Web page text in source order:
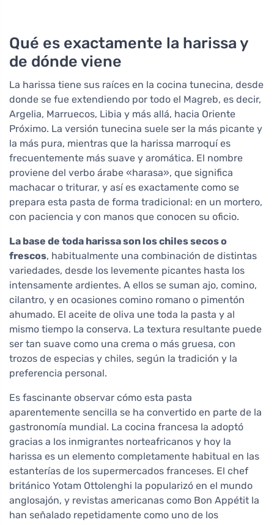
Qué es exactamente la harissa y
de dónde viene
La harissa tiene sus raíces en la cocina tunecina, desde
donde se fue extendiendo por todo el Magreb, es decir,
Argelia, Marruecos, Libia y más allá, hacia Oriente
Próximo. La versión tunecina suele ser la más picante y
la más pura, mientras que la harissa marroquí es
frecuentemente más suave y aromática. El nombre
proviene del verbo árabe «harasa», que significa
machacar o triturar, y así es exactamente como se
prepara esta pasta de forma tradicional: en un mortero,
con paciencia y con manos que conocen su oficio.
La base de toda harissa son los chiles secos o
frescos, habitualmente una combinación de distintas
variedades, desde los levemente picantes hasta los
intensamente ardientes. A ellos se suman ajo, comino,
cilantro, y en ocasiones comino romano o pimentón
ahumado. El aceite de oliva une toda la pasta y al
mismo tiempo la conserva. La textura resultante puede
ser tan suave como una crema o más gruesa, con
trozos de especias y chiles, según la tradición y la
preferencia personal.
Es fascinante observar cómo esta pasta
aparentemente sencilla se ha convertido en parte de la
gastronomía mundial. La cocina francesa la adoptó
gracias a los inmigrantes norteafricanos y hoy la
harissa es un elemento completamente habitual en las
estanterías de los supermercados franceses. El chef
británico Yotam Ottolenghi la popularizó en el mundo
anglosajón, y revistas americanas como Bon Appétit la
han señalado repetidamente como uno de los